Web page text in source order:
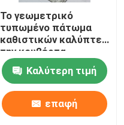
Το γεωμετρικό
τυπωμένο πάτωμα
καθιστικών καλύπτει
την κουβέρτα
βελούδου κρυστάλλου
ορθογωνίων με
τάπητα
Καλύτερη τιμή
επαφή